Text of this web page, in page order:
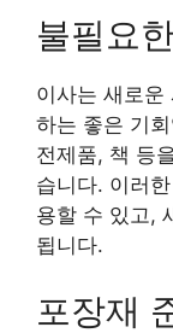
불필요
이사는 새로운
하는 좋은 기
전제품, 책 등
습니다. 이러
용할 수 있고,
됩니다.
포장재